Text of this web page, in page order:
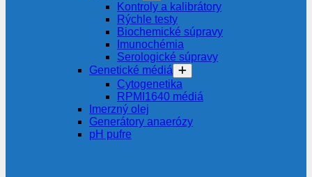
Kontroly a kalibrátory
Rýchle testy
Biochemické súpravy
Imunochémia
Serologické súpravy
Genetické médiá
Cytogenetika
RPMI1640 médiá
Imerzný olej
Generátory anaerózy
pH pufre